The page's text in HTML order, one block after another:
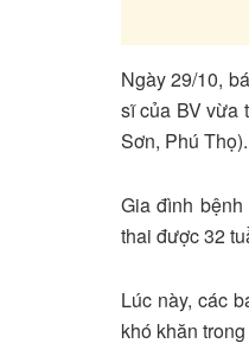
Ngày 29/10,
sĩ của BV vừa
Sơn, Phú
Gia đình
thai được 32
Lúc này, các
khó khăn